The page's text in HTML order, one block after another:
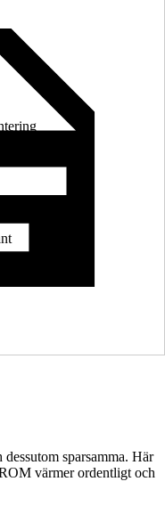
sparsamma. Här
värmer ordentligt och